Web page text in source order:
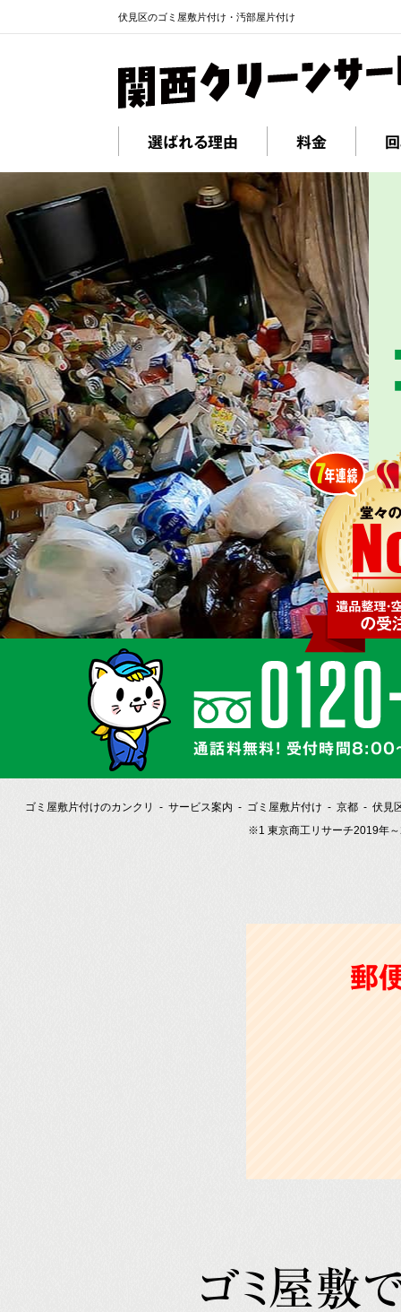
伏見区のゴミ屋敷片付け・汚部屋片付け
選ばれる理由 料金
通話料無料! 受付時間8:00
ゴミ屋敷片付けのカンクリ サービス案内 ゴミ屋敷片付け 京都
伏見
※1 東京商工リサーチ2019年～
郵
ゴミ屋敷